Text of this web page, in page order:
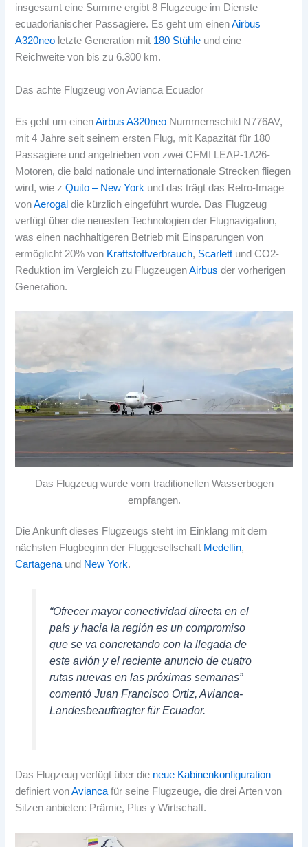
insgesamt eine Summe ergibt 8 Flugzeuge im Dienste
ecuadorianischer Passagiere. Es geht um einenAirbus
A320neo letzte Generation mit 180 Stühle und eine
Reichweite von bis zu 6.300 km.
Das achte Flugzeug von Avianca Ecuador
Es geht um einenAirbus A320neo Nummernschild N776AV,
mit 4 Jahre seit seinem ersten Flug, mit Kapazität für 180
Passagiere und angetrieben von zwei CFMI LEAP-1A26-
Motoren, die bald nationale und internationale Strecken fliegen
wird, wie zQuito – New York und das trägt das Retro-Image
vonAerogal die kürzlich eingeführt wurde. Das Flugzeug
verfügt über die neuesten Technologien der Flugnavigation,
was einen nachhaltigeren Betrieb mit Einsparungen von
ermöglicht 20% von Kraftstoffverbrauch, Scarlett und CO2-
Reduktion im Vergleich zu FlugzeugenAirbus der vorherigen
Generation.
Das Flugzeug wurde vom traditionellen Wasserbogen
empfangen.
Die Ankunft dieses Flugzeugs steht im Einklang mit dem
nächsten Flugbeginn der Fluggesellschaft Medellín,
Cartagenaund New York.
“Ofrecer mayor conectividad directa en el
país y hacia la región es un compromiso
que se va concretando con la llegada de
este avión y el reciente anuncio de cuatro
rutas nuevas en las próximas semanas”
comentó Juan Francisco Ortiz, Avianca-
Landesbeauftragter für Ecuador.
Das Flugzeug verfügt über die neue Kabinenkonfiguration
definiert vonAviancafür seine Flugzeuge, die drei Arten von
Sitzen anbieten: Prämie, Plus y Wirtschaft.